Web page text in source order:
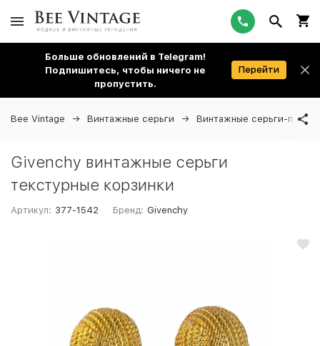
Больше обновлений в Telegram!
Подпишитесь, чтобы ничего не
пропустить.
Перейти
Bee Vintage Винтажные серьги Винтажные серьги-
Givenchy винтажные серьги
текстурные корзинки
Артикул: 377-1542 Бренд: Givenchy